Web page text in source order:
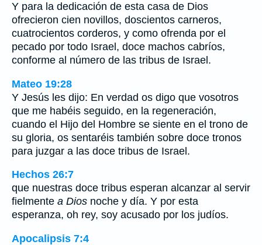
Y para la dedicación de esta casa de Dios
ofrecieron cien novillos, doscientos carneros,
cuatrocientos corderos, y como ofrenda por el
pecado por todo Israel, doce machos cabríos,
conforme al número de las tribus de Israel.
Mateo 19:28
Y Jesús les dijo: En verdad os digo que vosotros
que me habéis seguido, en la regeneración,
cuando el Hijo del Hombre se siente en el trono de
su gloria, os sentaréis también sobre doce tronos
para juzgar a las doce tribus de Israel.
Hechos 26:7
que nuestras doce tribus esperan alcanzar al servir
fielmente a Dios noche y día. Y por esta
esperanza, oh rey, soy acusado por los judíos.
Apocalipsis 7:4